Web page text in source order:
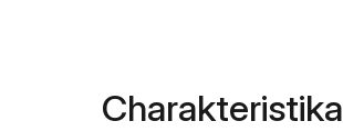
Charakteristika